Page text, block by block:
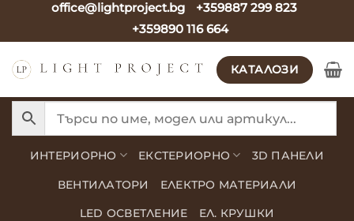
office@lightproject.bg
+359887 299 823
+359890 116 664
КАТАЛОЗИ
ИНТЕРИОРНО ЕКСТЕРИОРНО 3D ПАНЕЛИ
ВЕНТИЛАТОРИ ЕЛЕКТРО МАТЕРИАЛИ
LED ОСВЕТЛЕНИЕ ЕЛ. КРУШКИ